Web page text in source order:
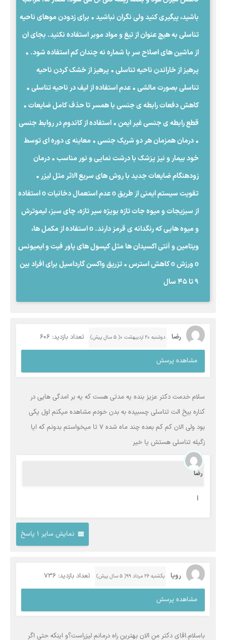
باشید، پیگیری کنید ولی نگران نباشید • برای زدودن موهای ناحیه
تناسلی به هیچ عنوان از تیغ و مواد موبر استفاده نکنید. بجای ان
از ماشین های اصلاح سر با شماره نه چندان کم استفاده شود. •
پرهیز از خاراندن ناحیه تناسلی • پرهیز از خشک کردن ناحیه
تناسلی بصورت مالشی • عدم استفاده از لیف در ناحیه تناسلی •
کاهش دفعات رابطه ی جنسی با همسر تا حذف کامل ضایعات •
قطع رابطه ی جنسی غیر ایمن • استفاده از کاندوم در روابط جنسی
• درمان همزمان هر دو شریک جنسی • معاینه ی دوره ای توسط
خود بیمار و نیز پزشک با درشت نمایی و نور مناسب • درمان
زودهنگام ضایعات جدید با روش های سریع الاثر مثل لیزر •
تقویت سیستم ایمنی از طریق o عدم استعمال دخانیات o استفاده
از سبزیجات و میوه جات تازه بویژه سیر تازه، چای سبز، لیموترش
و میوه هایی که رنگدانه ی قرمز دارند. o استفاده از مکمل ها،
ویتامین و آنتی اکسیدان ها مثل کپسول های پاور فیت و ایمیونس
o ورزش o کاهش استرس • تزریق واکسن گارداسیل برای افراد بین
9 تا 45 سال
رضا دوشنبه ۲۰ اردیبهشت ۰( 5 سال پیش) تعداد بازدید: 606
مشاهده پرسش
سلام خدمت دکتر عزیز بنده یه مدتی هست که یه بر امدگی هایی در
کناره بیخ الت تناسلی چسبیده به بدن خودم مشاهده میکنم اول یکی
بود ولی الان کم کم بعده چند ماه شده ۷ تا میخواستم بدونم که ایا
زگیله تناسلی هستش یا خیر
رضا
I
نمایش سایر 1 پاسخ
رویا یکشنبه ۲۶ مرداد ۹۹( 5 سال پیش) تعداد بازدید: 736
مشاهده پرسش
باسلام.اقای دکتر من الان بهترین راه درمانم لیزراست؟و اینکه حتی اگر